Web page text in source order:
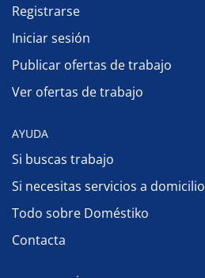
Registrarse
Iniciar sesión
Publicar ofertas de trabajo
Ver ofertas de trabajo
AYUDA
Si buscas trabajo
Si necesitas servicios a domicilio
Todo sobre Doméstiko
Contacta